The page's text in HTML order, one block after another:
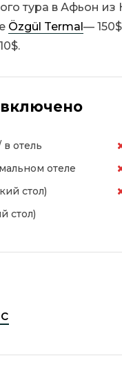
тура в Афьон из
Özgül Termal—
отель
отеле
стол)
стол)